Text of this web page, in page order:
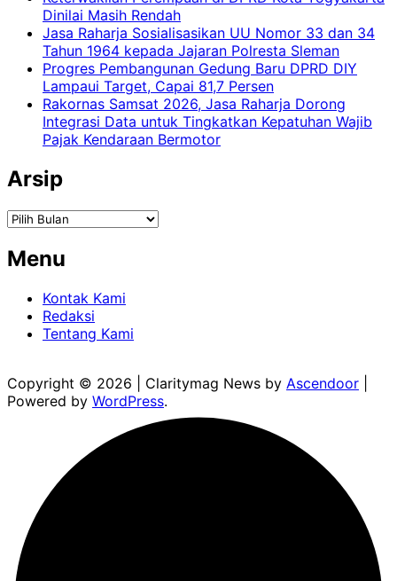
Dinilai Masih Rendah
Jasa Raharja Sosialisasikan UU Nomor 33 dan 34
Tahun 1964 kepada Jajaran Polresta Sleman
Progres Pembangunan Gedung Baru DPRD DIY
Lampaui Target, Capai 81,7 Persen
Rakornas Samsat 2026, Jasa Raharja Dorong
Integrasi Data untuk Tingkatkan Kepatuhan Wajib
Pajak Kendaraan Bermotor
Arsip
Arsip
Menu
Kontak Kami
Redaksi
Tentang Kami
Copyright © 2026 | Claritymag News by Ascendoor
Powered by WordPress.